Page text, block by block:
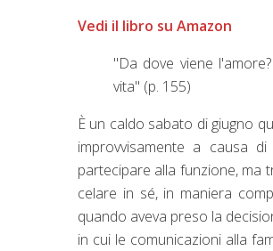
Vedi il libro su Amazon
"Da dove viene
vita" (p. 155)
È un caldo sabato di giugno
improvvisamente a causa
partecipare alla funzione, ma
celare in sé, in maniera
quando aveva preso la
in cui le comunicazioni alla